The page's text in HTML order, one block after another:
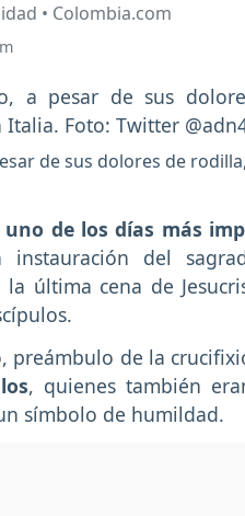
• Colombia.com
de sus dolores de
uno de los días más
instauración del
última cena de
preámbulo de la
, quienes también
símbolo de humildad.